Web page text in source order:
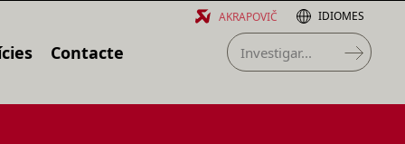
Contacte
IDIOMES
AKRAPOVIČ